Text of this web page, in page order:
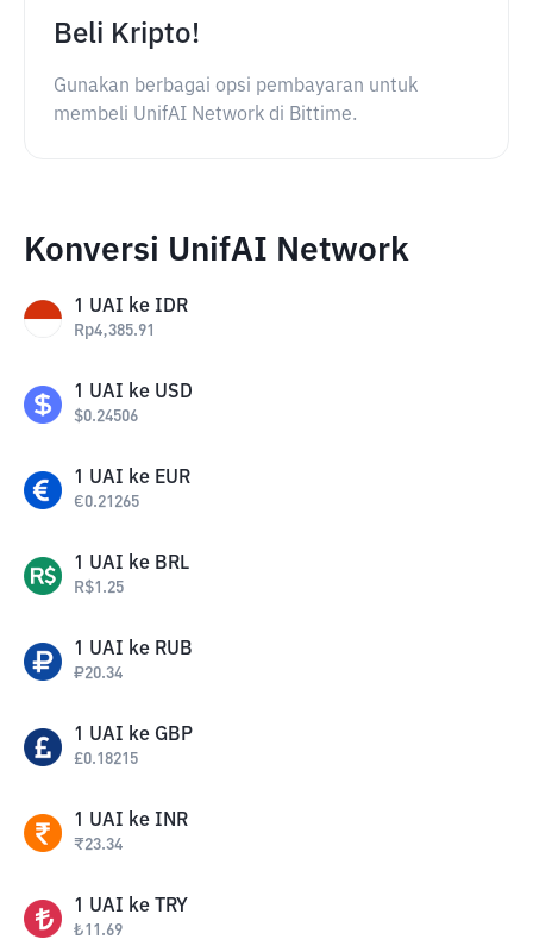
Beli Kripto!
Gunakan berbagai opsi pembayaran untuk
membeli UnifAI Network di Bittime.
Konversi UnifAI Network
1 UAI ke IDR
Rp4,385.91
1 UAI ke USD
$0.24506
1 UAI ke EUR
€0.21265
1 UAI ke BRL
R$1.25
1 UAI ke RUB
₽20.34
1 UAI ke GBP
£0.18215
1 UAI ke INR
₹23.34
1 UAI ke TRY
₺11.69